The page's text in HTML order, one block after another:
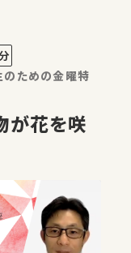
学で教えるこ
：東大FFP…
のための金曜特
が花を咲